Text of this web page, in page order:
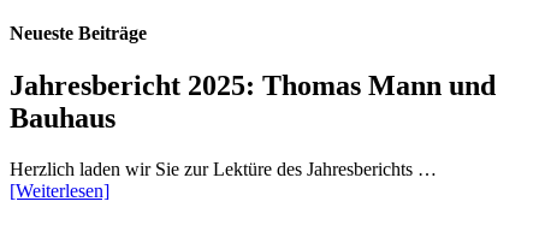
Neueste Beiträge
Jahresbericht 2025: Thomas Mann und
Bauhaus
Herzlich laden wir Sie zur Lektüre des Jahresberichts …
[Weiterlesen]